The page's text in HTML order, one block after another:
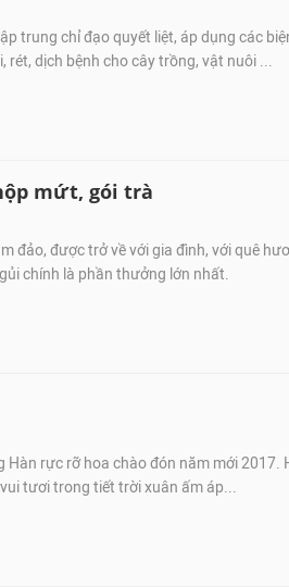
trung chỉ đạo quyết liệt, áp dụng các
rét, dịch bệnh cho cây trồng, vật nuôi ...
mứt, gói trà
đảo, được trở về với gia đình, với quê
chính là phần thưởng lớn nhất.
Hàn rực rỡ hoa chào đón năm mới 2017.
tươi trong tiết trời xuân ấm áp...